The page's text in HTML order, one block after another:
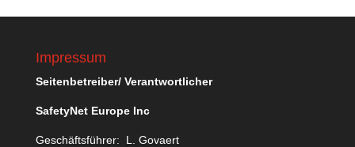
Impressum
Seitenbetreiber/ Verantwortlicher
SafetyNet Europe Inc
Geschäftsführer: L. Govaert